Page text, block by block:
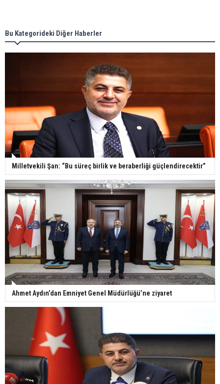
Bu Kategorideki Diğer Haberler
Milletvekili Şan: “Bu süreç birlik ve beraberliği güçlendirecektir”
Ahmet Aydın’dan Emniyet Genel Müdürlüğü’ne ziyaret